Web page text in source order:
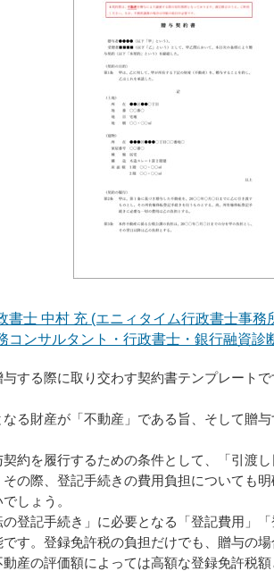
書士 中村 充 (エニィタイム行政書士事務
コンサルタント・行政書士・銀行融資診
する際に取り交わす契約書テンプレートで
なる財産が「不動産」である旨、そして贈
約を履行するための条件として、「引渡
の際、登記手続きの費用負担についても
しょう。
登記手続き」に必要となる「登記費用」
です。登録免許税の負担だけでも、贈与の
産の評価額によっては高額な登録免許税